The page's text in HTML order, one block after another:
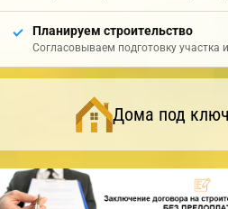
Планируем строительство
Согласовываем подготовку участка
Дома под